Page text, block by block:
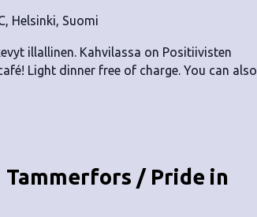
Helsinki, Suomi
illallinen. Kahvilassa on Positiivisten
Light dinner free of charge. You can also
/ Pride in